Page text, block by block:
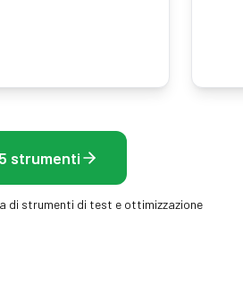
strumenti
di strumenti di test e ottimizzazione